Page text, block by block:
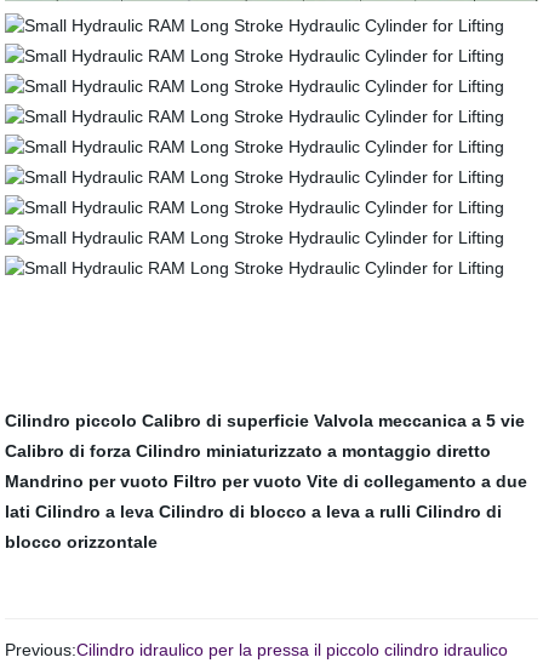
Cilindro piccolo Calibro di superficie Valvola meccanica a 5 vie
Calibro di forza Cilindro miniaturizzato a montaggio diretto
Mandrino per vuoto Filtro per vuoto Vite di collegamento a due
lati Cilindro a leva Cilindro di blocco a leva a rulli Cilindro di
blocco orizzontale
Previous:Cilindro idraulico per la pressa il piccolo cilindro idraulico